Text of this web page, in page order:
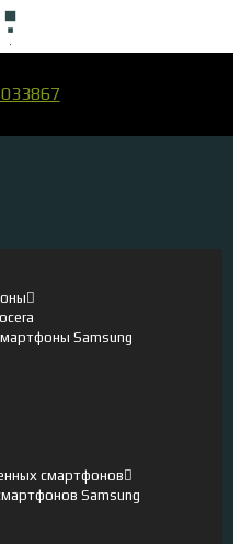
Samsung
смартфонов
Samsung